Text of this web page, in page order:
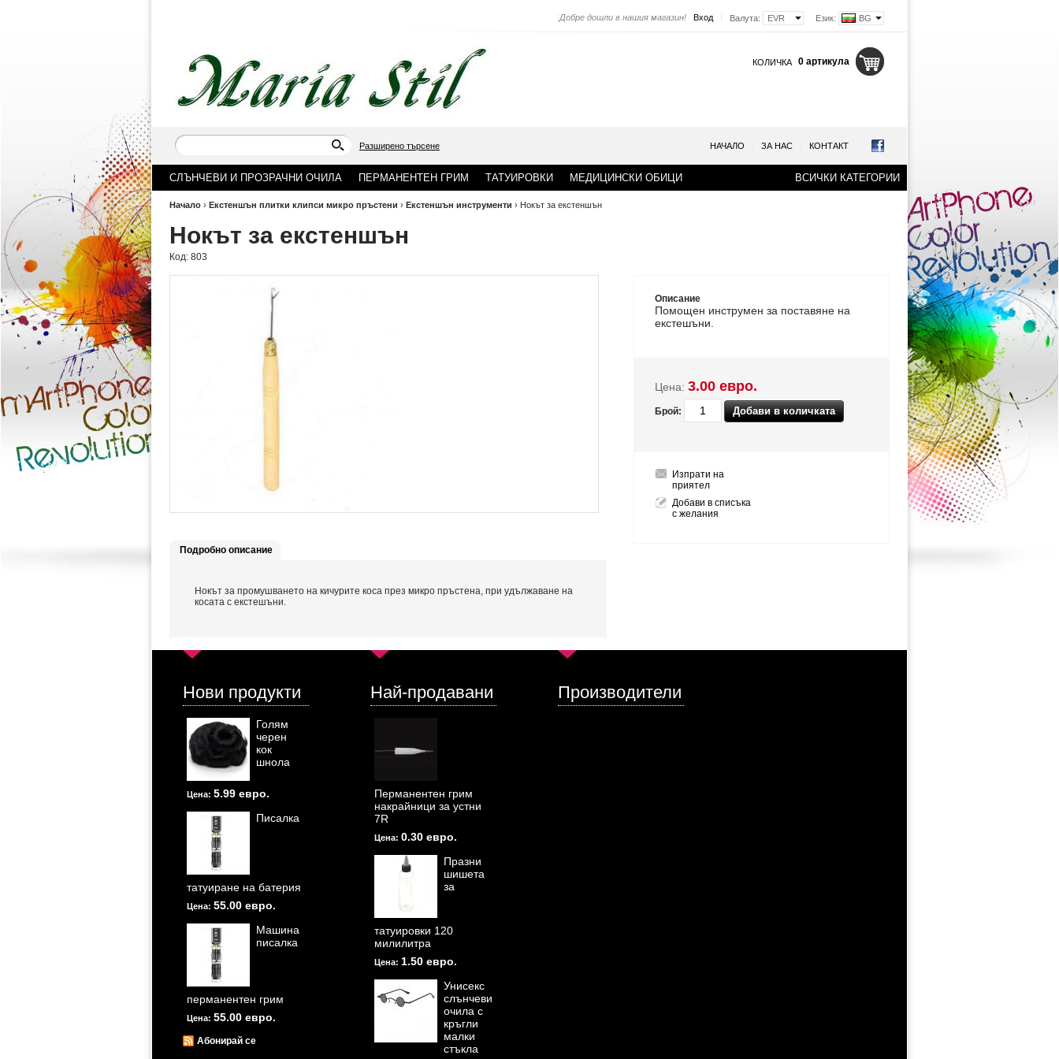
Език: BG
Валута: EVR
Вход
Добре дошли в нашия магазин!
КОЛИЧКА 0 артикула
Разширено търсене НАЧАЛО ЗА НАС КОНТАКТ
СЛЪНЧЕВИ И ПРОЗРАЧНИ ОЧИЛА ПЕРМАНЕНТЕН ГРИМ ТАТУИРОВКИ МЕДИЦИНСКИ ОБИЦИ ВСИЧКИ КАТЕГОРИИ
Начало › Екстеншън плитки клипси микро пръстени › Екстеншън инструменти › Нокът за екстеншън
Нокът за екстеншън
Код: 803
Описание
Помощен инструмен за поставяне на
екстешъни.
Цена: 3.00 евро.
Брой:
Изпрати на
приятел
Добави в списъка
с желания
Подробно описание
Нокът за промушването на кичурите коса през микро пръстена, при удължаване на
косата с екстешъни.
Нови продукти
Голям
черен
кок
шнола
Цена: 5.99 евро.
Писалка
татуиране на батерия
Цена: 55.00 евро.
Машина
писалка
перманентен грим
Цена: 55.00 евро.
Абонирай се
Най-продавани
Перманентен грим
накрайници за устни
7R
Цена: 0.30 евро.
Празни
шишета
за
татуировки 120
милилитра
Цена: 1.50 евро.
Унисекс
слънчеви
очила с
кръгли
малки
стъкла
Производители